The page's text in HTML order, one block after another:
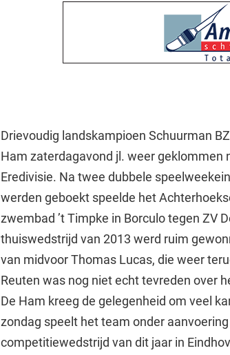
Drievoudig landskampioen Schuurman
Ham zaterdagavond jl. weer geklommen
Eredivisie. Na twee dubbele
werden geboekt speelde het
zwembad ’t Timpke in Borculo tegen ZV
thuiswedstrijd van 2013 werd ruim
van midvoor Thomas Lucas, die weer
Reuten was nog niet echt tevreden over
De Ham kreeg de gelegenheid om veel
zondag speelt het team onder
competitiewedstrijd van dit jaar in